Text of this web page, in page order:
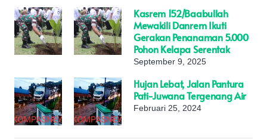
Kasrem 152/Baabullah
Mewakili Danrem Ikuti
Gerakan Penanaman 5.000
Pohon Kelapa Serentak
September 9, 2025
Hujan Lebat, Jalan Pantura
Pati-Juwana Tergenang Air
Februari 25, 2024